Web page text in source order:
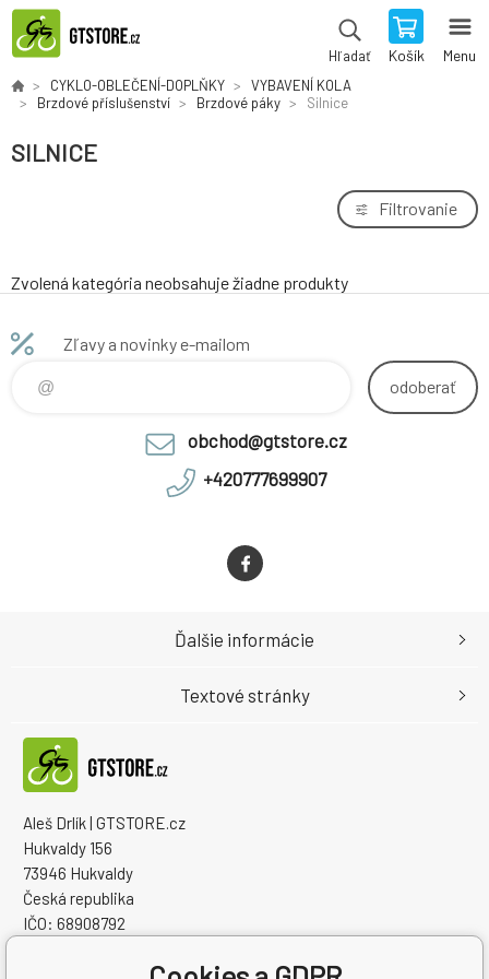
Hľadať Košík Menu
CYKLO-OBLEČENÍ-DOPLŇKY
VYBAVENÍ KOLA
Brzdové příslušenství
Brzdové páky Silnice
SILNICE
Filtrovanie
Zvolená kategória neobsahuje žiadne produkty
Zľavy a novinky e-mailom
odoberať
obchod@gtstore.cz
+420777699907
Aleš Drlík | GTSTORE.cz
Hukvaldy 156
73946 Hukvaldy
Česká republika
IČO: 68908792
Ďalšie informácie
Textové stránky